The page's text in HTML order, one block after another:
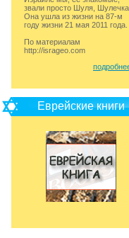
звали просто Шуля, Шулечка.
Она ушла из жизни на 87-м
году жизни 21 мая 2011 года.
По материалам
http://isrageo.com
Еврейские книги